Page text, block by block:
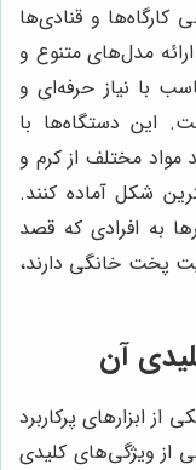
کارگاه‌ها و قنادی‌ها
مدل‌های متنوع و
با نیاز حرفه‌ای و
این دستگاه‌ها با
مواد مختلف از کرم و
شکل آماده کنند.
به افرادی که قصد
پخت خانگی دارند،
آن
ابزارهای پرکاربرد
از ویژگی‌های کلیدی